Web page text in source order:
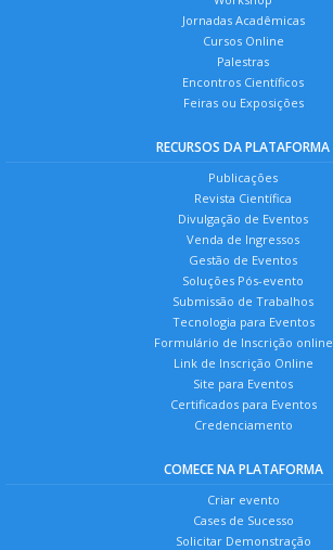
Jornadas Acadêmicas
Cursos Online
Palestras
Encontros Científicos
Feiras ou Exposições
RECURSOS DA PLATAFORMA
Publicações
Revista Científica
Divulgação de Eventos
Venda de Ingressos
Gestão de Eventos
Soluções Pós-evento
Submissão de Trabalhos
Tecnologia para Eventos
Formulário de Inscrição online
Link de Inscrição Online
Site para Eventos
Certificados para Eventos
Credenciamento
COMECE NA PLATAFORMA
Criar evento
Cases de Sucesso
Solicitar Demonstração